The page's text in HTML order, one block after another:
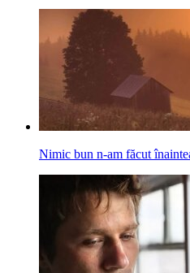
Nimic bun n-am făcut